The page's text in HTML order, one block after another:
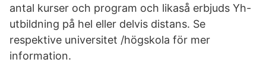
antal kurser och program och likaså erbjuds Yh-
utbildning på hel eller delvis distans. Se
respektive universitet /högskola för mer
information.